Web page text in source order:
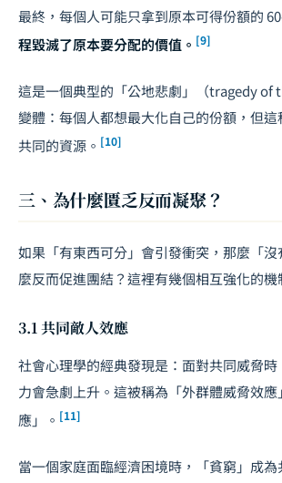
最終，每個人可能只拿到原本可得份額的
程毀滅了原本要分配的價值。 [9]
這是一個典型的「公地悲劇」（tragedy of
變體：每個人都想最大化自己的份額，但
共同的資源。 [10]
三、為什麼匱乏反而凝聚？
如果「有東西可分」會引發衝突，那麼「
麼反而促進團結？這裡有幾個相互強化的機
3.1 共同敵人效應
社會心理學的經典發現是：面對共同威脅
力會急劇上升。這被稱為「外群體威脅效
應」。 [11]
當一個家庭面臨經濟困境時，「貧窮」成